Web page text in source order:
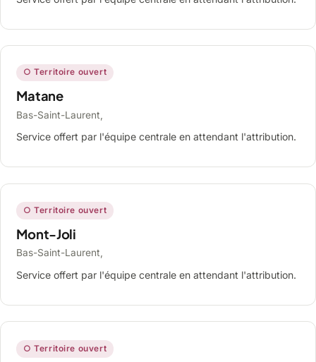
○ Territoire ouvert
Matane
Bas-Saint-Laurent,
Service offert par l'équipe centrale en attendant l'attribution.
○ Territoire ouvert
Mont-Joli
Bas-Saint-Laurent,
Service offert par l'équipe centrale en attendant l'attribution.
○ Territoire ouvert